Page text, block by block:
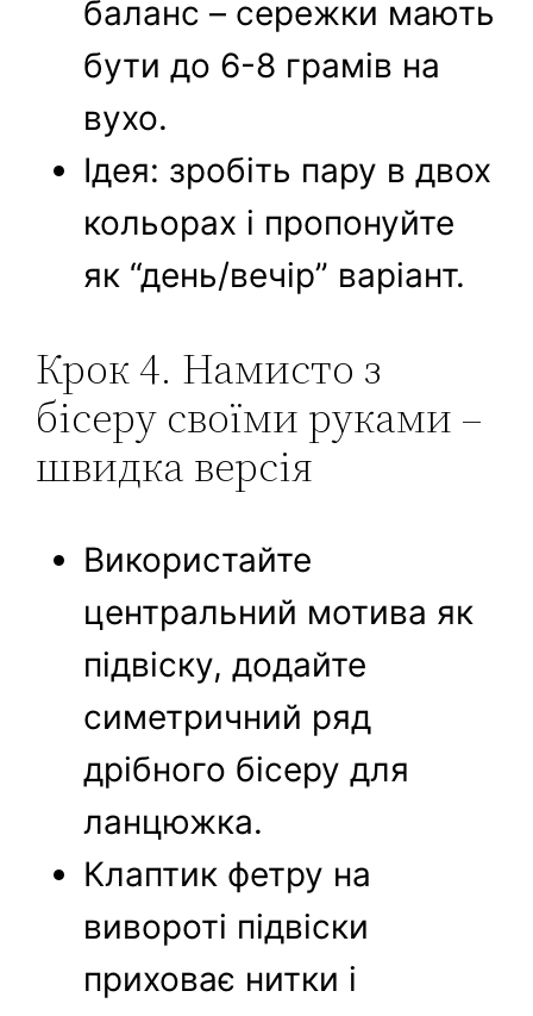
баланс – сережки мають
бути до 6-8 грамів на
вухо.
Ідея: зробіть пару в двох
кольорах і пропонуйте
як “день/вечір” варіант.
Крок 4. Намисто з
бісеру своїми руками –
швидка версія
Використайте
центральний мотива як
підвіску, додайте
симетричний ряд
дрібного бісеру для
ланцюжка.
Клаптик фетру на
вивороті підвіски
приховає нитки і